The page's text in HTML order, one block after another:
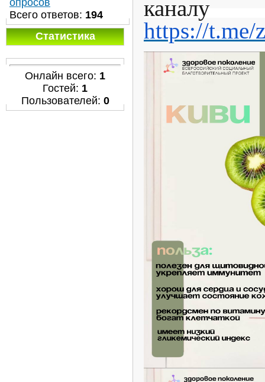
опросов
Всего ответов: 194
Статистика
Онлайн всего: 1
Гостей: 1
Пользователей: 0
https://t.me/